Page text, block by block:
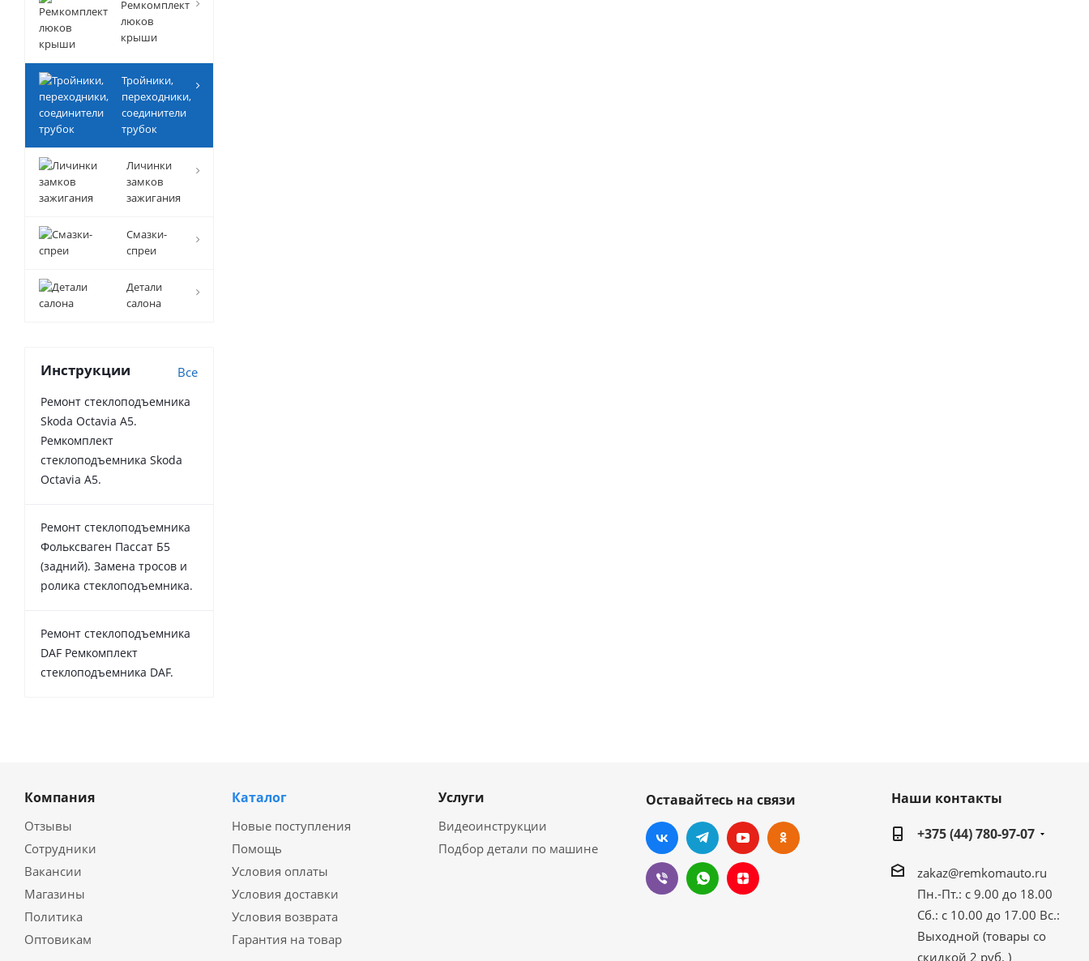
Ремкомплект
люков
крыши
Тройники,
переходники,
соединители
трубок
Личинки
замков
зажигания
Смазки-
спреи
Детали
салона
Инструкции Все
Ремонт стеклоподъемника
Skoda Octavia A5.
Ремкомплект
стеклоподъемника Skoda
Octavia A5.
Ремонт стеклоподъемника
Фольксваген Пассат Б5
(задний). Замена тросов и
ролика стеклоподъемника.
Ремонт стеклоподъемника
DAF Ремкомплект
стеклоподъемника DAF.
Компания
Отзывы
Сотрудники
Вакансии
Магазины
Политика
Оптовикам
Каталог
Новые поступления
Помощь
Условия оплаты
Условия доставки
Условия возврата
Гарантия на товар
Услуги
Видеоинструкции
Подбор детали по машине
Оставайтесь на связи
Наши контакты
+375 (44) 780-97-07
zakaz@remkomauto.ru
Пн.-Пт.: с 9.00 до 18.00
Сб.: с 10.00 до 17.00 Вс.:
Выходной (товары со
скидкой 2 руб. )